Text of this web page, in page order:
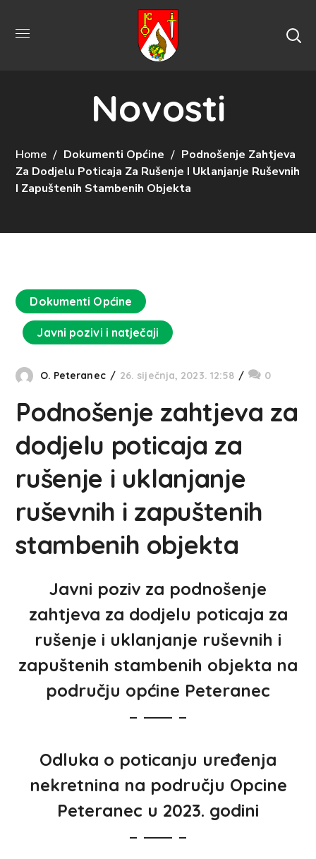
Novosti
Home Dokumenti Općine
Podnošenje Zahtjeva
Za Dodjelu Poticaja Za Rušenje I Uklanjanje Ruševnih
I Zapuštenih Stambenih Objekta
Dokumenti Općine
Javni pozivi i natječaji
O. Peteranec 26. siječnja, 2023. 12:58 0
Podnošenje zahtjeva za
dodjelu poticaja za
rušenje i uklanjanje
ruševnih i zapuštenih
stambenih objekta
Javni poziv za podnošenje
zahtjeva za dodjelu poticaja za
rušenje i uklanjanje ruševnih i
zapuštenih stambenih objekta na
području općine Peteranec
Odluka o poticanju uređenja
nekretnina na području Opcine
Peteranec u 2023. godini